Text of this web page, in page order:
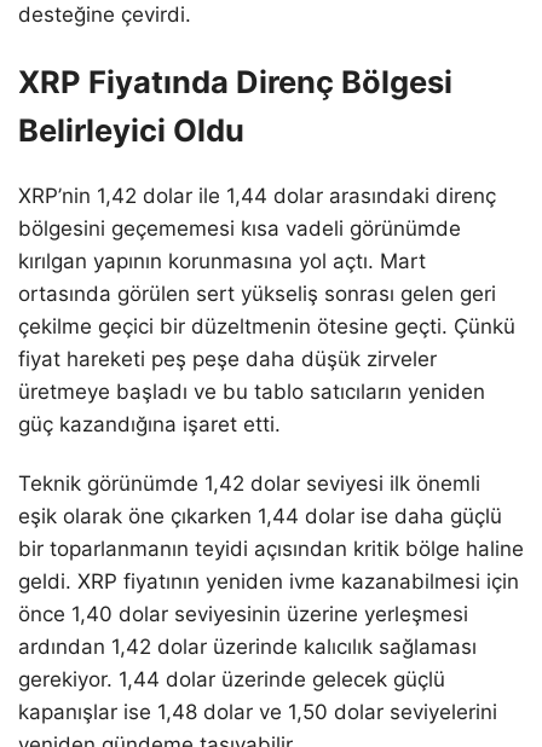
desteğine çevirdi.
XRP Fiyatında Direnç Bölgesi
Belirleyici Oldu
XRP’nin 1,42 dolar ile 1,44 dolar arasındaki direnç
bölgesini geçememesi kısa vadeli görünümde
kırılgan yapının korunmasına yol açtı. Mart
ortasında görülen sert yükseliş sonrası gelen geri
çekilme geçici bir düzeltmenin ötesine geçti. Çünkü
fiyat hareketi peş peşe daha düşük zirveler
üretmeye başladı ve bu tablo satıcıların yeniden
güç kazandığına işaret etti.
Teknik görünümde 1,42 dolar seviyesi ilk önemli
eşik olarak öne çıkarken 1,44 dolar ise daha güçlü
bir toparlanmanın teyidi açısından kritik bölge haline
geldi. XRP fiyatının yeniden ivme kazanabilmesi için
önce 1,40 dolar seviyesinin üzerine yerleşmesi
ardından 1,42 dolar üzerinde kalıcılık sağlaması
gerekiyor. 1,44 dolar üzerinde gelecek güçlü
kapanışlar ise 1,48 dolar ve 1,50 dolar seviyelerini